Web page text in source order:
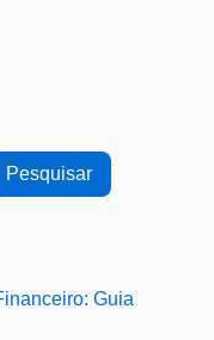
Pesquisar
Guia